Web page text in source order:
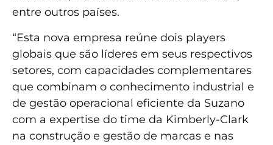
entre outros países.
“Esta nova empresa reúne dois players
globais que são líderes em seus respectivos
setores, com capacidades complementares
que combinam o conhecimento industrial e
de gestão operacional eficiente da Suzano
com a expertise do time da Kimberly-Clark
na construção e gestão de marcas e nas